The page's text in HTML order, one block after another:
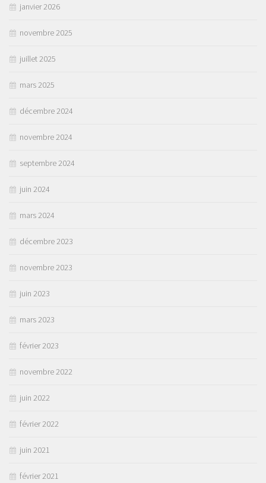
janvier 2026
novembre 2025
juillet 2025
mars 2025
décembre 2024
novembre 2024
septembre 2024
juin 2024
mars 2024
décembre 2023
novembre 2023
juin 2023
mars 2023
février 2023
novembre 2022
juin 2022
février 2022
juin 2021
février 2021